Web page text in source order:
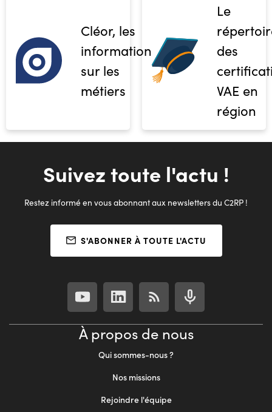
Cléor, les
informations
sur les
métiers
Le
des
VAE en
région
Suivez toute l'actu !
Restez informé en vous abonnant aux newsletters du C2RP !
S'ABONNER À TOUTE L'ACTU
À propos de nous
Qui sommes-nous ?
Nos missions
Rejoindre l'équipe